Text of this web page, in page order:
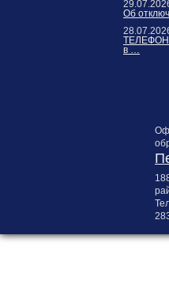
Ломоносовский
Пеники, ул. Новая, д. 13,
Об
в …